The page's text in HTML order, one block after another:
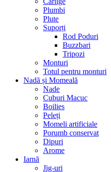
Plumbi
Plute
Suporți
Rod Poduri
Buzzbari
Tripozi
Monturi
Totul pentru monturi
Nadă și Momeală
Nade
Cuburi Macuc
Boilies
Peleți
Momeli artificiale
Porumb conservat
Dipuri
Arome
Iarnă
Jig-uri